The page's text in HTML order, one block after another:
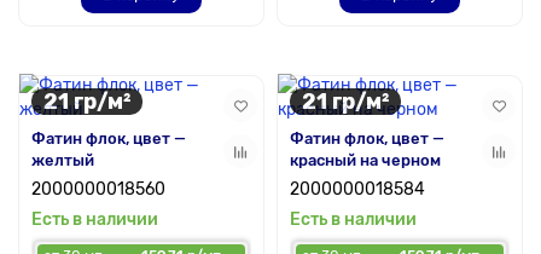
21 гр/м²
Фатин флок, цвет —
желтый
2000000018560
Есть в наличии
21 гр/м²
Фатин флок, цвет —
красный на черном
2000000018584
Есть в наличии